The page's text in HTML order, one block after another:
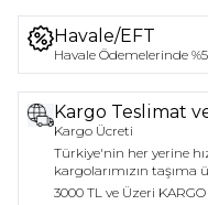
Havale/EFT
Havale Ödemelerinde
Kargo Teslimat
Kargo Ücreti
Türkiye'nin her yerine
kargolarımızın taşıma
3000 TL ve Üzeri